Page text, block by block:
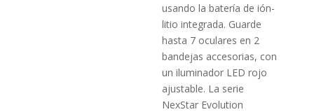
usando la batería de ión­-
litio inte­grada. Guarde
hasta 7 oculares en 2
bandejas accesorias, con
un ilu­minador LED rojo
ajustable. La serie
NexStar Evolution